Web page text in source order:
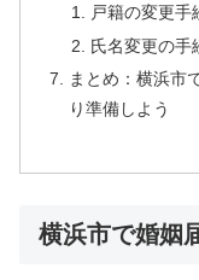
戸籍の変更手
氏名変更の手
まとめ：横浜市
り準備しよう
横浜市で婚姻